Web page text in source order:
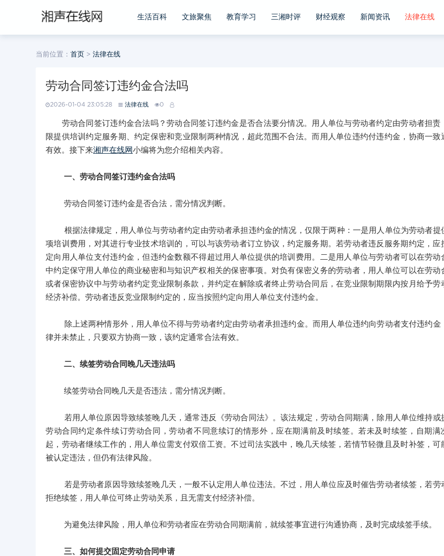
生活百科 文旅聚焦 教育学习 三湘时评 财经观察 新闻资讯 法律在线
当前位置： 首页 > 法律在线
劳动合同签订违约金合法吗
2026-01-04 23:05:28 法律在线 0
劳动合同签订违约金合法吗？劳动合同签订违约金是否合法要分情况。用人单位与劳动者约定由劳动者担责
限提供培训约定服务期、约定保密和竞业限制两种情况，超此范围不合法。而用人单位违约付违约金，协商一致
有效。接下来湘声在线网小编将为您介绍相关内容。
一、劳动合同签订违约金合法吗
劳动合同签订违约金是否合法，需分情况判断。
根据法律规定，用人单位与劳动者约定由劳动者承担违约金的情况，仅限于两种：一是用人单位为劳动者提
项培训费用，对其进行专业技术培训的，可以与该劳动者订立协议，约定服务期。若劳动者违反服务期约定，应
定向用人单位支付违约金，但违约金数额不得超过用人单位提供的培训费用。二是用人单位与劳动者可以在劳动
中约定保守用人单位的商业秘密和与知识产权相关的保密事项。对负有保密义务的劳动者，用人单位可以在劳动
或者保密协议中与劳动者约定竞业限制条款，并约定在解除或者终止劳动合同后，在竞业限制期限内按月给予劳
经济补偿。劳动者违反竞业限制约定的，应当按照约定向用人单位支付违约金。
除上述两种情形外，用人单位不得与劳动者约定由劳动者承担违约金。而用人单位违约向劳动者支付违约金
律并未禁止，只要双方协商一致，该约定通常合法有效。
二、续签劳动合同晚几天违法吗
续签劳动合同晚几天是否违法，需分情况判断。
若用人单位原因导致续签晚几天，通常违反《劳动合同法》。该法规定，劳动合同期满，除用人单位维持或
劳动合同约定条件续订劳动合同，劳动者不同意续订的情形外，应在期满前及时续签。若未及时续签，自期满
起，劳动者继续工作的，用人单位需支付双倍工资。不过司法实践中，晚几天续签，若情节轻微且及时补签，可
被认定违法，但仍有法律风险。
若是劳动者原因导致续签晚几天，一般不认定用人单位违法。不过，用人单位应及时催告劳动者续签，若劳
拒绝续签，用人单位可终止劳动关系，且无需支付经济补偿。
为避免法律风险，用人单位和劳动者应在劳动合同期满前，就续签事宜进行沟通协商，及时完成续签手续。
三、如何提交固定劳动合同申请